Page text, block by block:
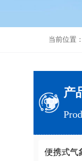
当前位置
产
便携式气